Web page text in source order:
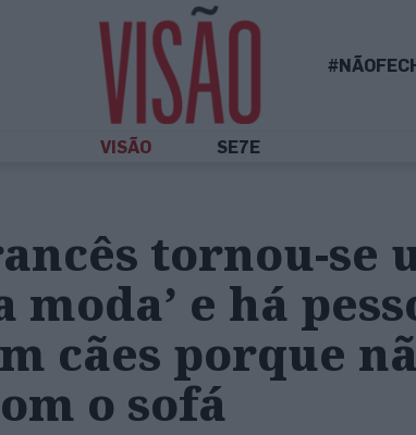
VISÃO SE7E
tornou-se
moda’ e há
cães porque
o sofá